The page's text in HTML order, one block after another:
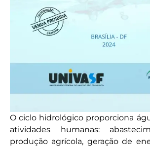
O ciclo hidrológico proporciona
atividades humanas:
produção agrícola, geração de